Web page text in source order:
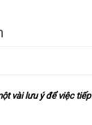
vài lưu ý để việc